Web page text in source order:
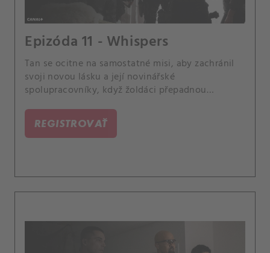
Epizóda 11 - Whispers
Tan se ocitne na samostatné misi, aby zachránil
svoji novou lásku a její novinářské
spolupracovníky, když žoldáci přepadnou
uteče, je na týmu SWAT, aby vystopoval dobře
vycvičené ozbrojence, než bude někdo další zabit.
REGISTROVAŤ